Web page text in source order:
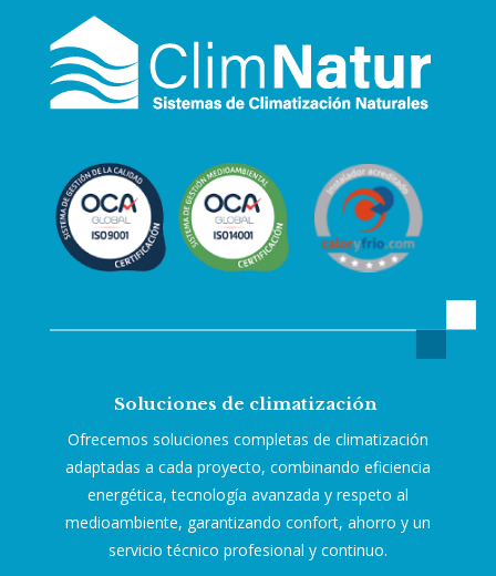
Soluciones de climatización
Ofrecemos soluciones completas de climatización
adaptadas a cada proyecto, combinando eficiencia
energética, tecnología avanzada y respeto al
medioambiente, garantizando confort, ahorro y un
servicio técnico profesional y continuo.